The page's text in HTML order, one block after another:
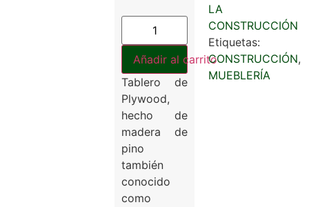
Añadir al carrito
Tablero de
Plywood,
hecho de
madera de
pino
también
conocido
como
LA
CONSTRUCCIÓN
Etiquetas:
CONSTRUCCIÓN,
MUEBLERÍA